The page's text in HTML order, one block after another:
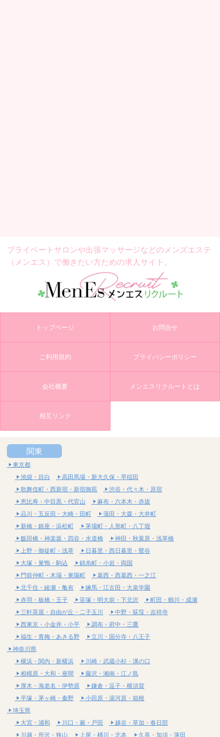
プライベートサロンや出張マッサージなどの メンズエステ
（メンエス）で働きたい方ための求人サイト。
トップページ お問合せ
ご利用規約 プライバシーポリシー
会社概要 メンエスリクルートとは
相互リンク
関東
東京都
池袋・目白
高田馬場・新大久保・早稲田
歌舞伎町・西新宿・新宿御苑
渋谷・代々木・原宿
恵比寿・中目黒・代官山
麻布・六本木・赤坂
品川・五反田・大崎・田町
蒲田・大森・大井町
新橋・銀座・浜松町
茅場町・人形町・八丁堀
飯田橋・神楽坂・四谷・水道橋
神田・秋葉原・浅草橋
上野・御徒町・浅草
日暮里・西日暮里・鶯谷
大塚・巣鴨・駒込
錦糸町・小岩・両国
門前仲町・木場・東陽町
葛西・西葛西・一之江
北千住・綾瀬・亀有
練馬・江古田・大泉学園
赤羽・板橋・王子
笹塚・明大前・下北沢
町田・鶴川・成瀬
三軒茶屋・自由が丘・二子玉川
中野・荻窪・吉祥寺
西東京・小金井・小平
調布・府中・三鷹
福生・青梅・あきる野
立川・国分寺・八王子
神奈川県
横浜・関内・新横浜
川崎・武蔵小杉・溝の口
相模原・大和・座間
藤沢・湘南・江ノ島
厚木・海老名・伊勢原
鎌倉・逗子・横須賀
平塚・茅ヶ崎・秦野
小田原・湯河原・箱根
埼玉県
大宮・浦和
川口・蕨・戸田
越谷・草加・春日部
川越・所沢・狭山
上尾・桶川・北本 久喜・加須・蓮田